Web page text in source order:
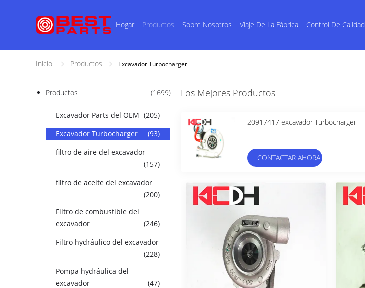
Hogar Productos Sobre Nosotros Viaje De La Fábrica Control De Calidad
Inicio Productos Excavador Turbocharger
Productos (1699)
Excavador Parts del OEM (205)
Excavador Turbocharger
(93)
filtro de aire del excavador
(157)
filtro de aceite del excavador
(200)
Filtro de combustible del
excavador
(246)
Filtro hydráulico del excavador
(228)
Pompa hydráulica del
excavador
(47)
Los Mejores Productos
20917417 excavador Turbocharger
CONTACTAR AHORA